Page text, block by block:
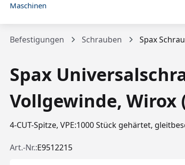
Maschinen
Befestigungen Schrauben Spax
Spax
Vollgewinde, Wirox
4-CUT-Spitze, VPE:1000 Stück gehärtet,
Art.-Nr.:E9512215